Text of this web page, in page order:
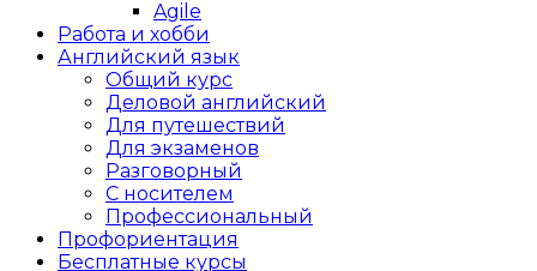
Agile
Работа и хобби
Английский язык
Общий курс
Деловой английский
Для путешествий
Для экзаменов
Разговорный
С носителем
Профессиональный
Профориентация
Бесплатные курсы